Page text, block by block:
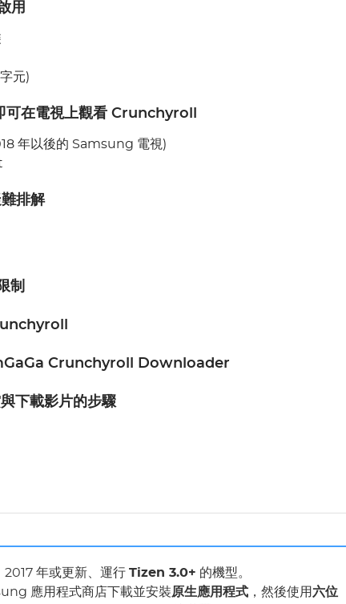
用
元)
可在電視上觀看 Crunchyroll
年以後的 Samsung 電視)
排解
制
Crunchyroll Downloader
下載影片的步驟
2017 年或更新、運行 Tizen 3.0+ 的機型。
應用程式商店下載並安裝原生應用程式 ，然後使用六位